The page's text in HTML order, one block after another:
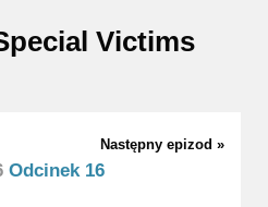
Victims
Następny epizod »
Odcinek 16